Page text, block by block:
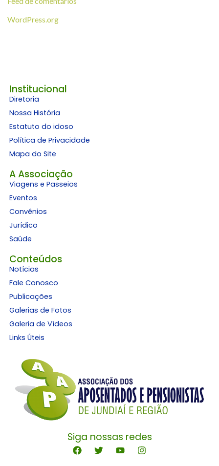
WordPress.org
Institucional
Diretoria
Nossa História
Estatuto do idoso
Política de Privacidade
Mapa do Site
A Associação
Viagens e Passeios
Eventos
Convênios
Jurídico
Saúde
Conteúdos
Notícias
Fale Conosco
Publicações
Galerias de Fotos
Galeria de Vídeos
Links Úteis
Siga nossas redes